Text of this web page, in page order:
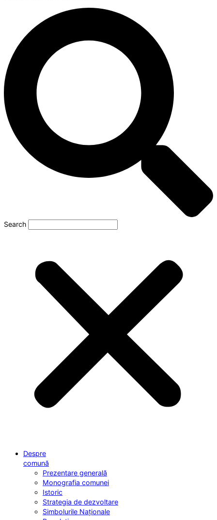
Search
Despre
comună
Prezentare generală
Monografia comunei
Istoric
Strategia de dezvoltare
Simbolurile Naționale